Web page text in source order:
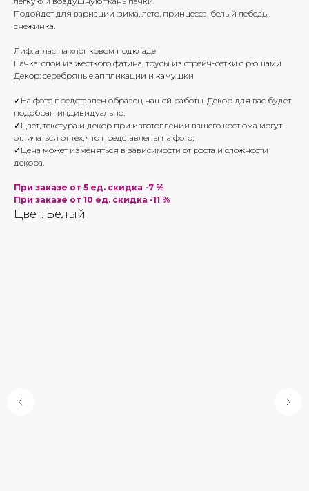
Подойдет для вариации :зима, лето, принцесса, белый лебедь,
снежинка.
Лиф: атлас на хлопковом подкладе
Пачка: слои из жесткого фатина, трусы из стрейч-сетки с рюшами
Декор: серебряные аппликации и камушки
✓На фото представлен образец нашей работы. Декор для вас будет
подобран индивидуально.
✓Цвет, текстура и декор при изготовлении вашего костюма могут
отличаться от тех, что представлены на фото;
✓Цена может изменяться в зависимости от роста и сложности
декора.
При заказе от 5 ед. скидка -7 %
При заказе от 10 ед. скидка -11 %
Цвет: Белый